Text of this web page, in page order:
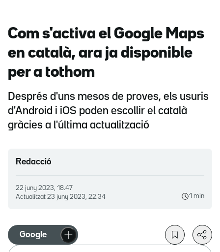
Com s'activa el Google Maps
en català, ara ja disponible
per a tothom
Després d'uns mesos de proves, els usuris
d'Android i iOS poden escollir el català
gràcies a l'última actualització
Redacció
22 juny 2023, 18.47
Actualitzat 23 juny 2023, 22.34 1 min
Google